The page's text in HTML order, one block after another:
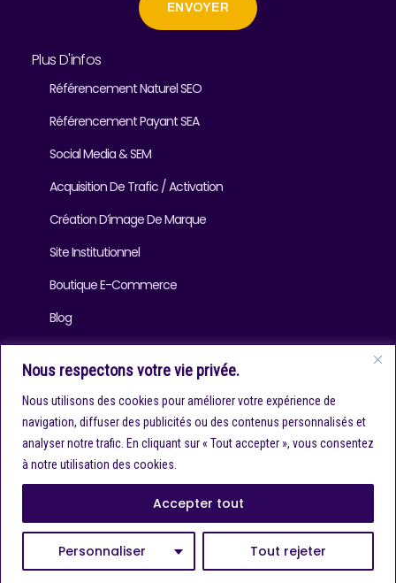
Nous respectons votre vie privée.
Nous utilisons des cookies pour améliorer votre expérience de
navigation, diffuser des publicités ou des contenus personnalisés et
analyser notre trafic. En cliquant sur « Tout accepter », vous consentez
à notre utilisation des cookies.
Personnaliser Tout rejeter
Accepter tout
Infos Contact
contact@referencersiteweb.com
+(33) 6 10 23 24 87
Plus D'infos
Référencement Naturel SEO
Référencement Payant SEA
Social Media & SEM
Acquisition De Trafic / Activation
Création D’image De Marque
Site Institutionnel
Boutique E-Commerce
Blog
ENVOYER